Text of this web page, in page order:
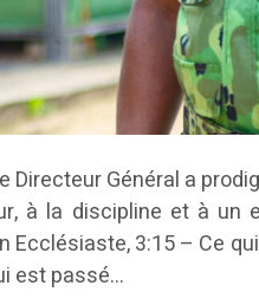
Directeur Général a
à la discipline et à un
3:15 – Ce
est passé…